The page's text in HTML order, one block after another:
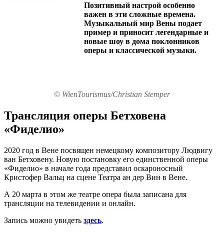
Позитивный настрой особенно
важен в эти сложные времена.
Музыкальный мир Вены подает
пример и приносит легендарные и
новые шоу в дома поклонников
оперы и классической музыки.
© WienTourismus/Christian Stemper
Трансляция оперы Бетховена
«Фиделио»
2020 год в Вене посвящен немецкому композитору Людвигу
ван Бетховену. Новую постановку его единственной оперы
«Фиделио» в начале года представил оскароносный
Кристофер Вальц на сцене Театра ан дер Вин в Вене.
А 20 марта в этом же театре опера была записана для
трансляции на телевидении и онлайн.
Запись можно увидеть здесь.